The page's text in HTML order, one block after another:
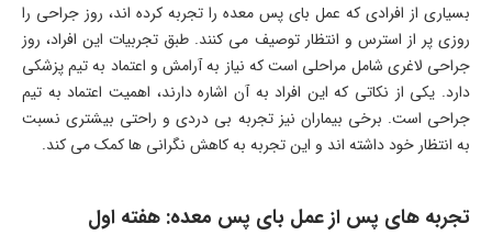
بسیاری از افرادی که عمل بای پس معده را تجربه کرده اند، روز جراحی را
روزی پر از استرس و انتظار توصیف می کنند. طبق تجربیات این افراد، روز
جراحی لاغری شامل مراحلی است که نیاز به آرامش و اعتماد به تیم پزشکی
دارد. یکی از نکاتی که این افراد به آن اشاره دارند، اهمیت اعتماد به تیم
جراحی است. برخی بیماران نیز تجربه بی دردی و راحتی بیشتری نسبت
به انتظار خود داشته اند و این تجربه به کاهش نگرانی ها کمک می کند.
تجربه های پس از عمل بای پس معده: هفته اول